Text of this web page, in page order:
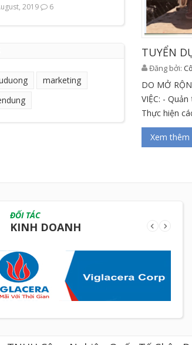
2019 6
marketing
TUYỂN
Đăng bởi:
DO MỞ
VIỆC: -
Thực hiện
Xem thêm
ĐỐI TÁC
KINH DOANH